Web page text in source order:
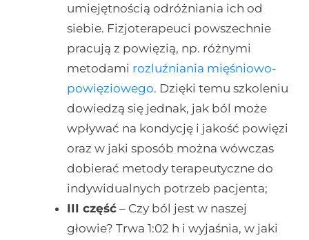
umiejętnością odróżniania ich od
siebie. Fizjoterapeuci powszechnie
pracują z powięzią, np. różnymi
metodami rozluźniania mięśniowo-
powięziowego. Dzięki temu szkoleniu
dowiedzą się jednak, jak ból może
wpływać na kondycję i jakość powięzi
oraz w jaki sposób można wówczas
dobierać metody terapeutyczne do
indywidualnych potrzeb pacjenta;
III część– Czy ból jest w naszej
głowie? Trwa 1:02 h i wyjaśnia, w jaki